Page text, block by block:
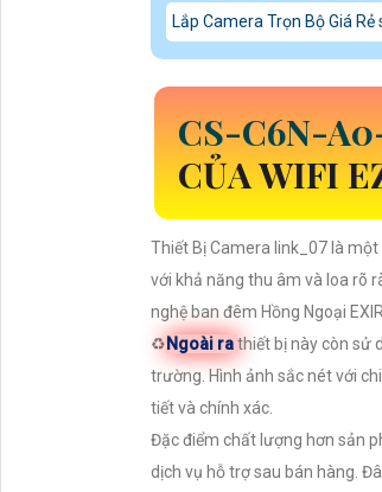
Lắp Camera Trọn Bộ Giá Rẻ
CS-C6N-
CỦA WIFI
Thiết Bị Camera link_07 là
với khả năng thu âm và loa rõ
nghệ ban đêm Hồng Ngoại
♻ Ngoài rathiết bị này còn sử
trường. Hình ảnh sắc nét với
tiết và chính xác.
Đặc điểm chất lượng hơn sản
dịch vụ hỗ trợ sau bán hàng.